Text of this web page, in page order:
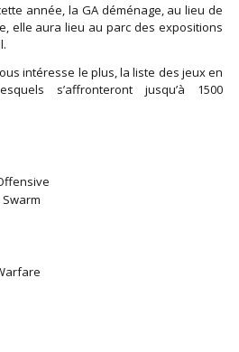
année, la GA déménage, au lieu de
elle aura lieu au parc des expositions
intéresse le plus, la liste des jeux en
s’affronteront jusqu’à 1500